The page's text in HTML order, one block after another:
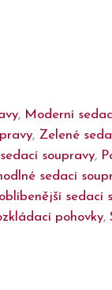
, Moderní
, Zelené
soupravy,
sedací
sedací
pohovky,